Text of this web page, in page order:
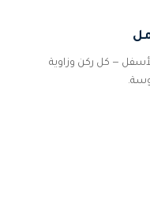
— كل ركن وزاوية